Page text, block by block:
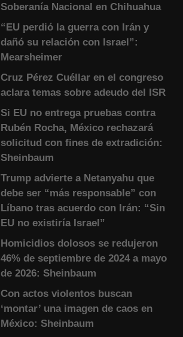
Soberanía Nacional en Chihuahua
“EU perdió la guerra con Irán y
dañó su relación con Israel”:
Mearsheimer
Cruz Pérez Cuéllar en el congreso
aclara temas sobre adeudo del ISR
Si EU no entrega pruebas contra
Rubén Rocha, México rechazará
solicitud con fines de extradición:
Sheinbaum
Trump advierte a Netanyahu que
debe ser “más responsable” con
Líbano tras acuerdo con Irán: “Sin
EU no existiría Israel”
Homicidios dolosos se redujeron
46% de septiembre de 2024 a mayo
de 2026: Sheinbaum
Con actos violentos buscan
‘montar’ una imagen de caos en
México: Sheinbaum